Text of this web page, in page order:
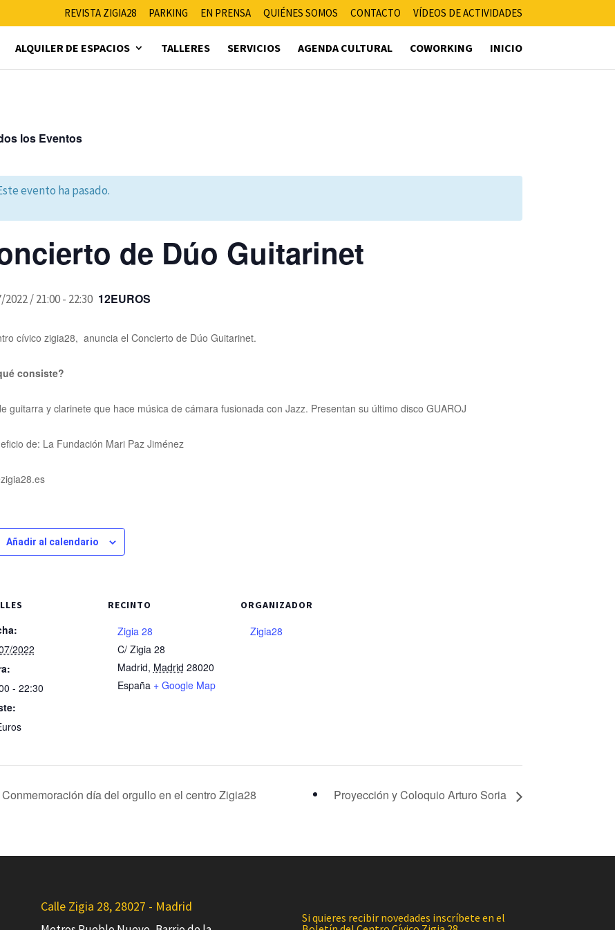
REVISTA ZIGIA28 PARKING EN PRENSA QUIÉNES SOMOS CONTACTO VÍDEOS DE ACTIVIDADES
ALQUILER DE ESPACIOS TALLERES SERVICIOS AGENDA CULTURAL COWORKING INICIO
los Eventos
evento ha pasado.
de Dúo Guitarinet
2022 / 21:00- 22:30 12EUROS
cívico zigia28, anuncia el Concierto de Dúo Guitarinet.
consiste?
guitarra y clarinete que hace música de cámara fusionada con Jazz. Presentan su último disco GUAROJ
de: La Fundación Mari Paz Jiménez
Añadir al calendario
2022
- 22:30
RECINTO
Zigia 28
C/ Zigia 28
Madrid, Madrid 28020
España + Google Map
ORGANIZADOR
Zigia28
Conmemoración día del orgullo en el centro Zigia28 Proyección y Coloquio Arturo Soria
Calle Zigia 28, 28027 - Madrid
Si quieres recibir novedades inscríbete en el